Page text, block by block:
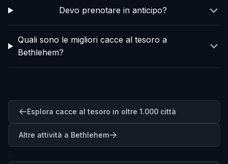
Devo prenotare in anticipo?
Quali sono le migliori cacce al tesoro a
Bethlehem?
Esplora cacce al tesoro in oltre 1.000 città
Altre attività a Bethlehem